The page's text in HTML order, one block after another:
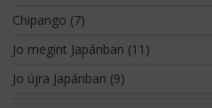
Chipango (7)
Jo megint Japánban (11)
Jo újra Japánban (9)